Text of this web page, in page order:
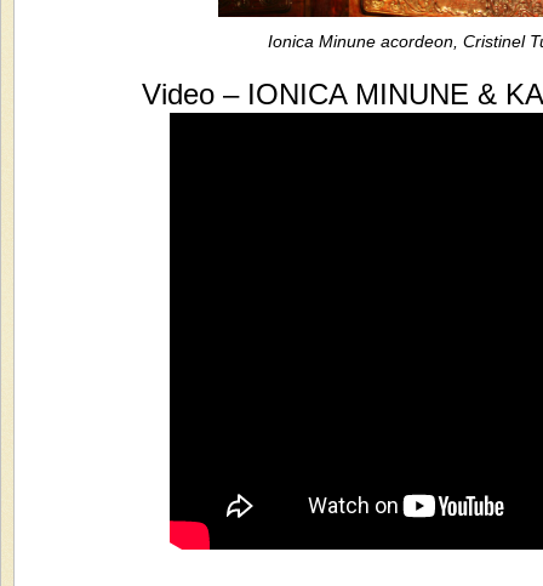
Ionica Minune acordeon, Cristinel
Video – IONICA MINUNE &